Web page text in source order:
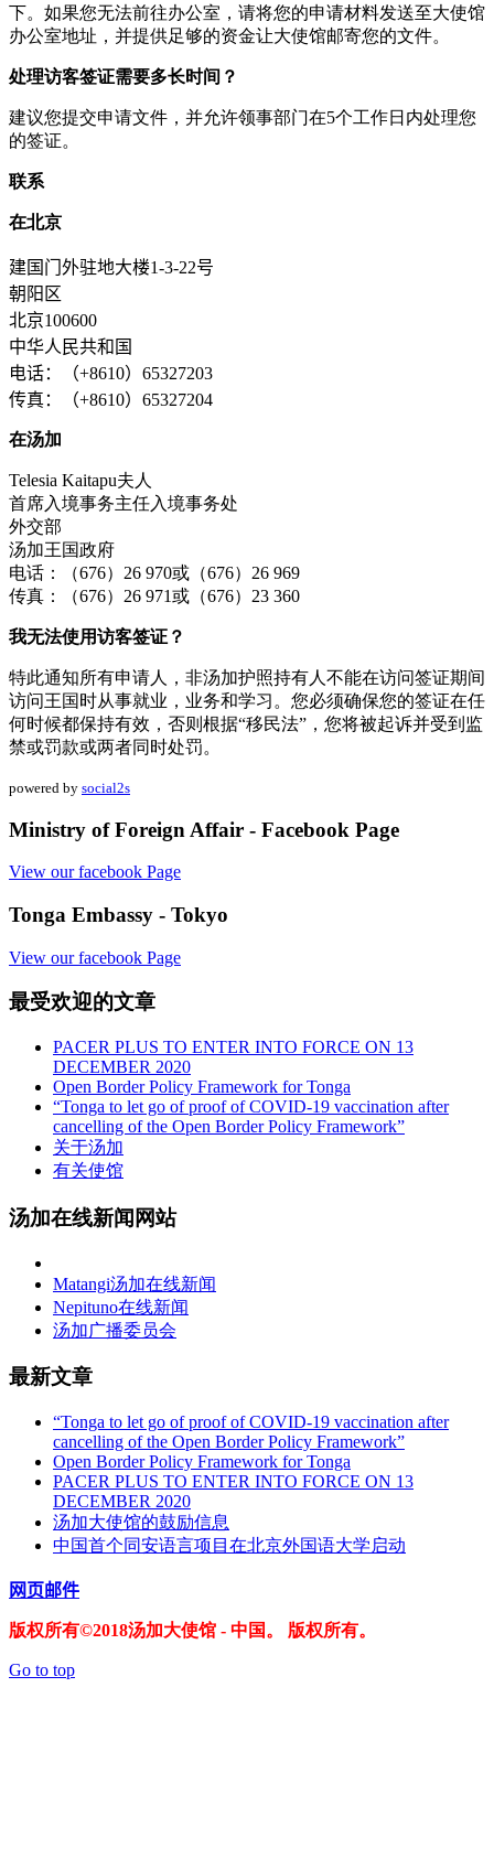
下。如果您无法前往办公室，请将您的申请材料发送至大使馆
办公室地址，并提供足够的资金让大使馆邮寄您的文件。
处理访客签证需要多长时间？
建议您提交申请文件，并允许领事部门在5个工作日内处理您
的签证。
联系
在北京
建国门外驻地大楼1-3-22号
朝阳区
北京100600
中华人民共和国
电话：（+8610）65327203
传真：（+8610）65327204
在汤加
Telesia Kaitapu夫人
首席入境事务主任入境事务处
外交部
汤加王国政府
电话：（676）26 970或（676）26 969
传真：（676）26 971或（676）23 360
我无法使用访客签证？
特此通知所有申请人，非汤加护照持有人不能在访问签证期间
访问王国时从事就业，业务和学习。您必须确保您的签证在任
何时候都保持有效，否则根据“移民法”，您将被起诉并受到监
禁或罚款或两者同时处罚。
powered by social2s
Ministry of Foreign Affair - Facebook Page
View our facebook Page
Tonga Embassy - Tokyo
View our facebook Page
最受欢迎的文章
PACER PLUS TO ENTER INTO FORCE ON 13
DECEMBER 2020
Open Border Policy Framework for Tonga
“Tonga to let go of proof of COVID-19 vaccination after
cancelling of the Open Border Policy Framework”
关于汤加
有关使馆
汤加在线新闻网站
Matangi汤加在线新闻
Nepituno在线新闻
汤加广播委员会
最新文章
“Tonga to let go of proof of COVID-19 vaccination after
cancelling of the Open Border Policy Framework”
Open Border Policy Framework for Tonga
PACER PLUS TO ENTER INTO FORCE ON 13
DECEMBER 2020
汤加大使馆的鼓励信息
中国首个同安语言项目在北京外国语大学启动
网页邮件
版权所有©2018汤加大使馆 - 中国。 版权所有。
Go to top